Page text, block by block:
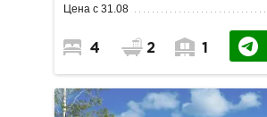
Цена с 31.08
4 2 1